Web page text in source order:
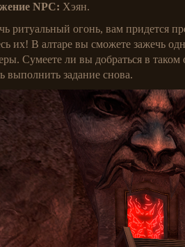
NPC: Хэян.
ритуальный огонь, вам придется
их! В алтаре вы сможете зажечь
Сумеете ли вы добраться в таком
выполнить задание снова.